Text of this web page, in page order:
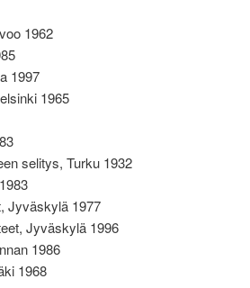
1962
1997
1965
selitys, Turku 1932
Jyväskylä 1977
Jyväskylä 1996
1986
1968